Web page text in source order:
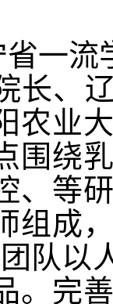
省一流
长、
农业
围绕
、等
组成
队以
。完